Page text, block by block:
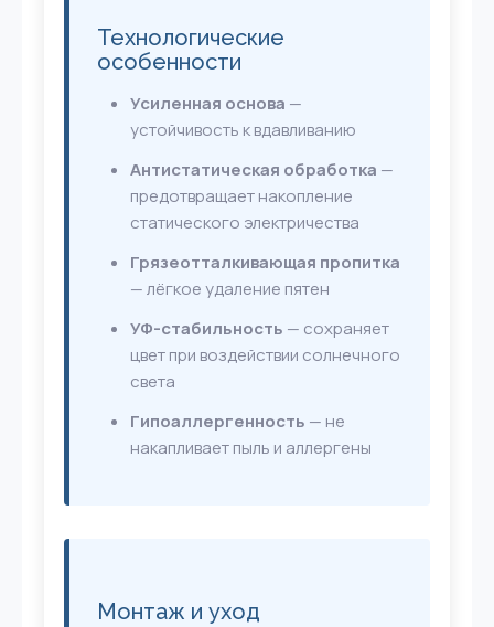
Технологические
особенности
Усиленная основа —
устойчивость к вдавливанию
Антистатическая обработка —
предотвращает накопление
статического электричества
Грязеотталкивающая пропитка
— лёгкое удаление пятен
УФ-стабильность — сохраняет
цвет при воздействии солнечного
света
Гипоаллергенность — не
накапливает пыль и аллергены
Монтаж и уход